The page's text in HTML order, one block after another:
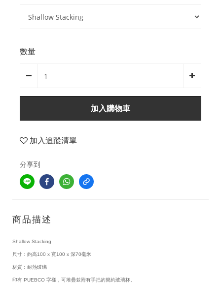
數量
加入購物車
加入追蹤清單
分享到
商品描述
Shallow Stacking
尺寸：約高100 x 寬100 x 深70毫米
材質：耐熱玻璃
印有 PUEBCO 字樣，可堆疊並附有手把的簡約玻璃杯。